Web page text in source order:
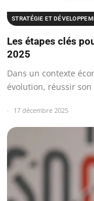
STRATÉGIE ET
Les étapes clés
2025
Dans un contexte
évolution, réussir
17 décembre 2025